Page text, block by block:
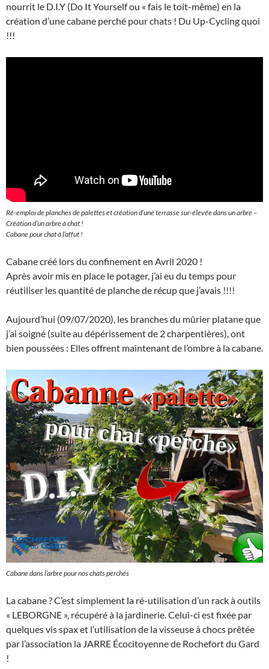
nourrit le D.I.Y (Do It Yourself ou « fais le toit-même) en la
création d’une cabane perché pour chats ! Du Up-Cycling quoi
!!!
Ré-emploi de planches de palettes et création d’une terrasse sur-élevée dans un arbre –
Création d’un arbre à chat !
Cabane pour chat à l’affut !
Cabane créé lors du confinement en Avril 2020 !
Après avoir mis en place le potager, j’ai eu du temps pour
réutiliser les quantité de planche de récup que j’avais !!!!
Aujourd’hui (09/07/2020), les branches du mûrier platane que
j’ai soigné (suite au dépérissement de 2 charpentières), ont
bien poussées : Elles offrent maintenant de l’ombre à la cabane.
Cabane dans l’arbre pour nos chats perchés
La cabane ? C’est simplement la ré-utilisation d’un rack à outils
« LEBORGNE », récupéré à la jardinerie. Celui-ci est fixée par
quelques vis spax et l’utilisation de la visseuse à chocs prêtée
par l’association la JARRE Écocitoyenne de Rochefort du Gard
!